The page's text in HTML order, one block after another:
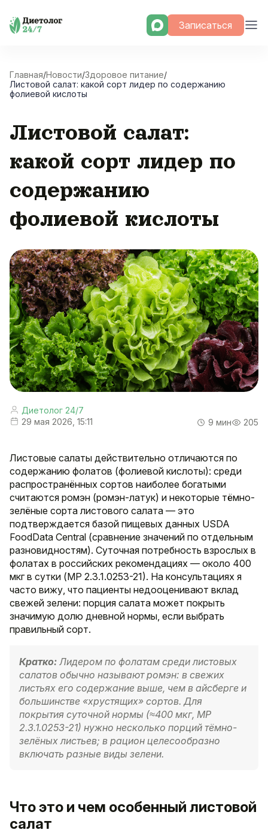
Skip
Записаться
Главная/Новости/Здоровое питание/
Листовой салат: какой сорт лидер по содержанию
фолиевой кислоты
Листовой салат:
какой сорт лидер по
содержанию
фолиевой кислоты
Диетолог 24/7
29 мая 2026, 15:11
9 мин 205
Листовые салаты действительно отличаются по
содержанию фолатов (фолиевой кислоты): среди
распространённых сортов наиболее богатыми
считаются ромэн (ромэн-латук) и некоторые тёмно-
зелёные сорта листового салата — это
подтверждается базой пищевых данных USDA
FoodData Central (сравнение значений по отдельным
разновидностям). Суточная потребность взрослых в
фолатах в российских рекомендациях — около 400
мкг в сутки (МР 2.3.1.0253-21). На консультациях я
часто вижу, что пациенты недооценивают вклад
свежей зелени: порция салата может покрыть
значимую долю дневной нормы, если выбрать
правильный сорт.
Кратко: Лидером по фолатам среди листовых
салатов обычно называют ромэн: в свежих
листьях его содержание выше, чем в айсберге и
большинстве «хрустящих» сортов. Для
покрытия суточной нормы (≈400 мкг, МР
2.3.1.0253-21) нужно несколько порций тёмно-
зелёных листьев; в рацион целесообразно
включать разные виды зелени.
Что это и чем особенный листовой
салат